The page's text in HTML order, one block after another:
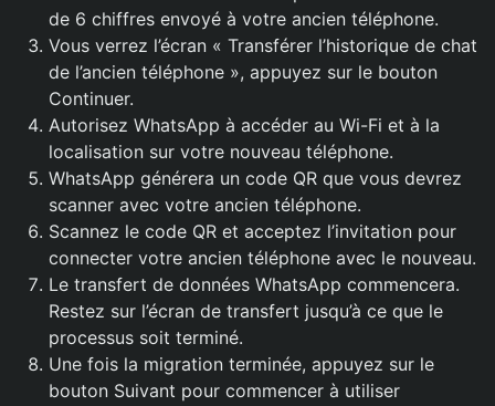
de 6 chiffres envoyé à votre ancien téléphone.
Vous verrez l’écran « Transférer l’historique de chat
de l’ancien téléphone », appuyez sur le bouton
Continuer.
Autorisez WhatsApp à accéder au Wi-Fi et à la
localisation sur votre nouveau téléphone.
WhatsApp générera un code QR que vous devrez
scanner avec votre ancien téléphone.
Scannez le code QR et acceptez l’invitation pour
connecter votre ancien téléphone avec le nouveau.
Le transfert de données WhatsApp commencera.
Restez sur l’écran de transfert jusqu’à ce que le
processus soit terminé.
Une fois la migration terminée, appuyez sur le
bouton Suivant pour commencer à utiliser